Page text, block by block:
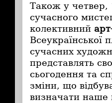
Також у четвер,
сучасного
колективний
Всеукраїнської
сучасних
представлять
сьогодення та
зміни, що
визначати наше